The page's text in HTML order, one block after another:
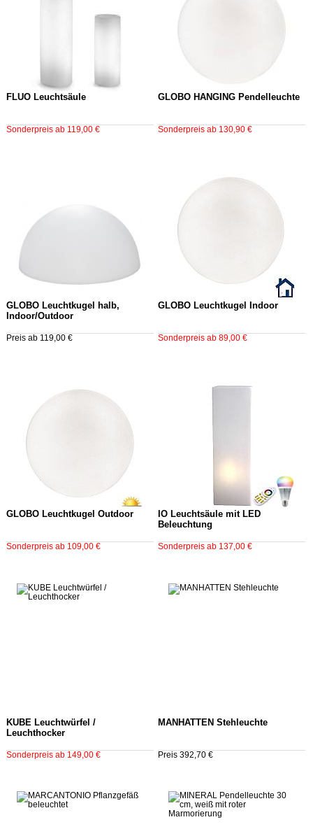
FLUO Leuchtsäule
Sonderpreis ab 119,00 €
GLOBO HANGING Pendelleuchte
Sonderpreis ab 130,90 €
GLOBO Leuchtkugel halb,
Indoor/Outdoor
Preis ab 119,00 €
GLOBO Leuchtkugel Indoor
Sonderpreis ab 89,00 €
GLOBO Leuchtkugel Outdoor
Sonderpreis ab 109,00 €
IO Leuchtsäule mit LED
Beleuchtung
Sonderpreis ab 137,00 €
KUBE Leuchtwürfel /
Leuchthocker
Sonderpreis ab 149,00 €
MANHATTEN Stehleuchte
Preis 392,70 €